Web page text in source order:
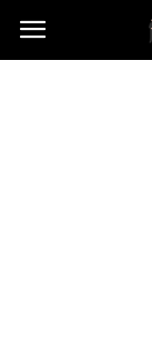
Lancuchludzi.pl